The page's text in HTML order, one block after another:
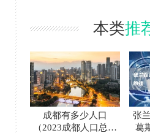
本类推
成都有多少人口
（2023成都人口总数
张
葛